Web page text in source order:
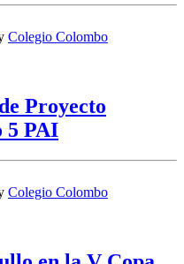
Colegio Colombo
Proyecto
5 PAI
Colegio Colombo